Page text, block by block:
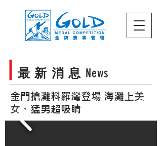
最 新 消 息 News
金門搶灘料羅灣登場 海灘上美
女、猛男超吸睛